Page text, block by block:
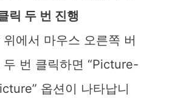
릭 두 번 진행
위에서 마우스 오른쪽 버
두 번 클릭하면 “Picture-
옵션이 나타납니